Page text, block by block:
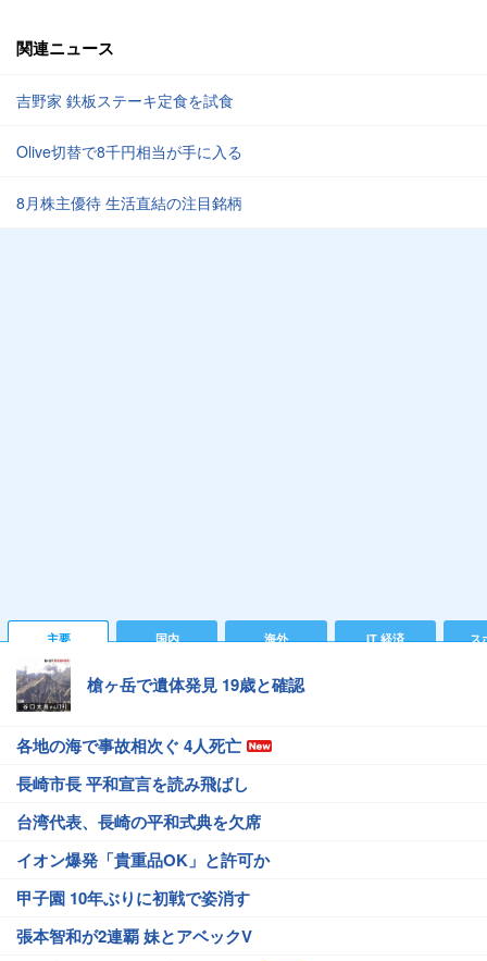
関連ニュース
吉野家 鉄板ステーキ定食を試食
Olive切替で8千円相当が手に入る
8月株主優待 生活直結の注目銘柄
主要 国内 海外 IT 経済 ス
槍ヶ岳で遺体発見 19歳と確認
各地の海で事故相次ぐ 4人死亡
長崎市長 平和宣言を読み飛ばし
台湾代表、長崎の平和式典を欠席
イオン爆発「貴重品OK」と許可か
甲子園 10年ぶりに初戦で姿消す
張本智和が2連覇 妹とアベックV